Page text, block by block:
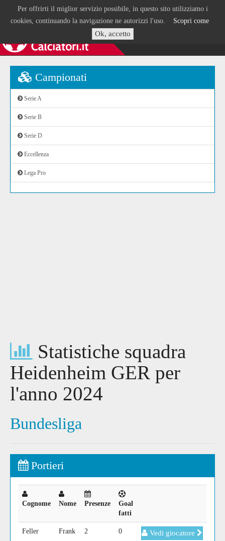
Per offrirti il miglior servizio possibile, in questo sito utilizziamo i
cookies, continuando la navigazione ne autorizzi l'uso. Scopri come
Ok, accetto
Campionati
Serie A
Serie B
Serie D
Eccellenza
Lega Pro
Statistiche squadra
Heidenheim GER per
l'anno 2024
Bundesliga
Portieri
Cognome Nome Presenze
Goal
fatti
Feller Frank 2 0 Vedi giocatore